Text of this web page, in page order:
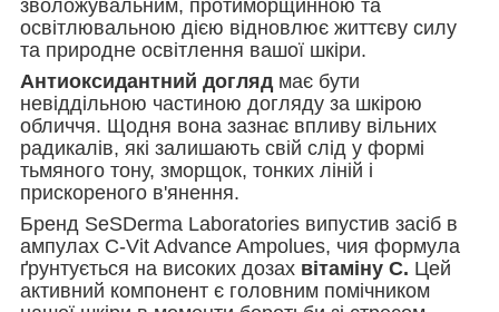
зволожувальним, протиморщинною та
освітлювальною дією відновлює життєву силу
та природне освітлення вашої шкіри.
Антиоксидантний догляд має бути
невіддільною частиною догляду за шкірою
обличчя. Щодня вона зазнає впливу вільних
радикалів, які залишають свій слід у формі
тьмяного тону, зморщок, тонких ліній і
прискореного в'янення.
Бренд SeSDerma Laboratories випустив засіб в
ампулах C-Vit Advance Ampolues, чия формула
ґрунтується на високих дозах вітаміну С. Цей
активний компонент є головним помічником